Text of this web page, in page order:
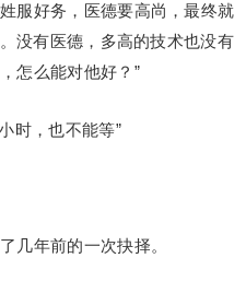
服好务，医德要高尚，最终就
没有医德，多高的技术也没有
怎么能对他好？”
时，也不能等”
几年前的一次抉择。